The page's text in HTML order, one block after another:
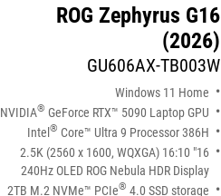
ROG Zephyrus G16
(2026)
GU606AX-TB003W
Windows 11 Home
NVIDIA® GeForce RTX™ 5090 Laptop GPU
Intel® Core™ Ultra 9 Processor 386H
16" 2.5K (2560 x 1600, WQXGA) 16:10
240Hz OLED ROG Nebula HDR Display
2TB M.2 NVMe™ PCIe® 4.0 SSD storage